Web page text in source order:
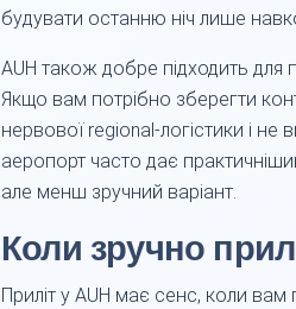
будувати останню ніч лише
AUH також добре підходить для
Якщо вам потрібно зберегти
нервової regional-логістики і не
аеропорт часто дає
але менш зручний варіант.
Коли зручно
Приліт у AUH має сенс, коли